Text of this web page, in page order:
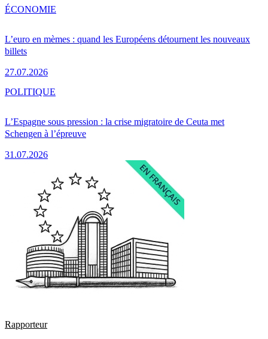
L’euro en mèmes : quand les Européens détournent les nouveaux
billets
27.07.2026
ÉCONOMIE
L’Espagne sous pression : la crise migratoire de Ceuta met
Schengen à l’épreuve
31.07.2026
POLITIQUE
Rapporteur